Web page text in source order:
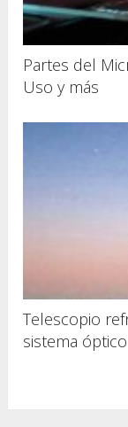
Partes del
Uso y más
Telescopio
sistema óptico